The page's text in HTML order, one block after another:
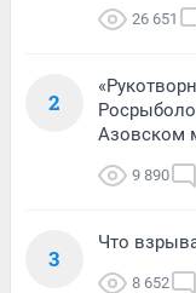
26 651
2
Азовском
9 890
3
Что
8 652